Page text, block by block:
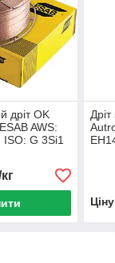
дріт OK
AWS:
G 3Si1